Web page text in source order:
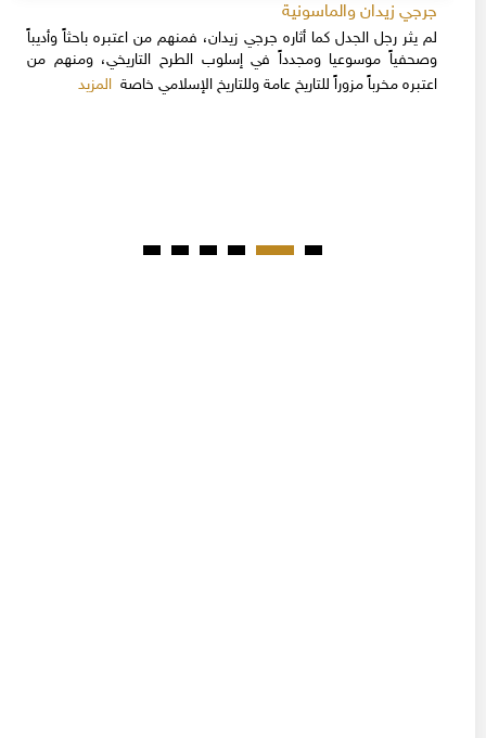
جرجي زيدان والماسونية
لم يثر رجل الجدل كما أثاره جرجي زيدان، فمنهم من اعتبره باحثاً وأديباً
وصحفياً موسوعيا ومجدداً في إسلوب الطرح التاريخي، ومنهم من
اعتبره مخرباً مزوراً للتاريخ عامة وللتاريخ الإسلامي خاصةالمزيد